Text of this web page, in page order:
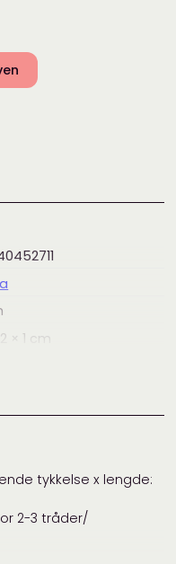
× 1 cm
tykkelse x lengde:
2-3 tråder/